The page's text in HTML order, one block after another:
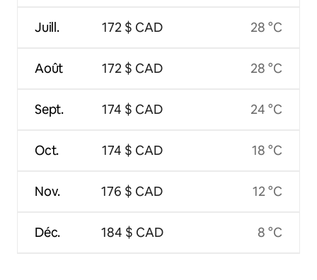
Juill.
Août
Sept.
Oct.
Nov.
Déc.
172 $ CAD
172 $ CAD
174 $ CAD
174 $ CAD
176 $ CAD
184 $ CAD
28 °C
28 °C
24 °C
18 °C
12 °C
8 °C